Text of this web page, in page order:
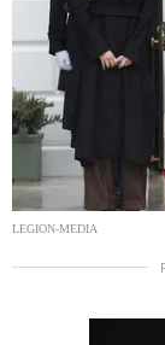
LEGION-MEDIA